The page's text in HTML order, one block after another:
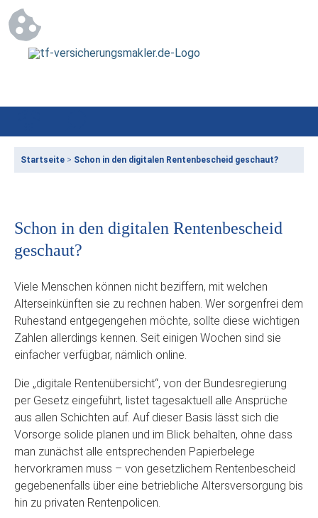
Startseite > Schon in den digitalen Rentenbescheid geschaut?
Schon in den digitalen Rentenbescheid
geschaut?
Viele Menschen können nicht beziffern, mit welchen
Alterseinkünften sie zu rechnen haben. Wer sorgenfrei dem
Ruhestand entgegengehen möchte, sollte diese wichtigen
Zahlen allerdings kennen. Seit einigen Wochen sind sie
einfacher verfügbar, nämlich online.
Die „digitale Rentenübersicht“, von der Bundesregierung
per Gesetz eingeführt, listet tagesaktuell alle Ansprüche
aus allen Schichten auf. Auf dieser Basis lässt sich die
Vorsorge solide planen und im Blick behalten, ohne dass
man zunächst alle entsprechenden Papierbelege
hervorkramen muss – von gesetzlichem Rentenbescheid
gegebenenfalls über eine betriebliche Altersversorgung bis
hin zu privaten Rentenpolicen.